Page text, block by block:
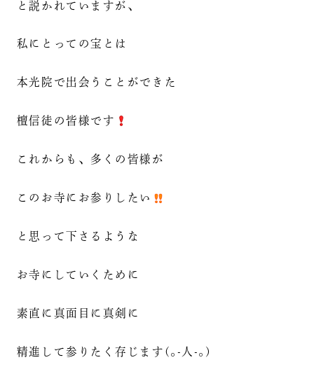
と説かれていますが、
私にとっての宝とは
本光院で出会うことができた
檀信徒の皆様です
これからも、多くの皆様が
このお寺にお参りしたい
と思って下さるような
お寺にしていくために
素直に真面目に真剣に
精進して参りたく存じます(｡-人-｡)